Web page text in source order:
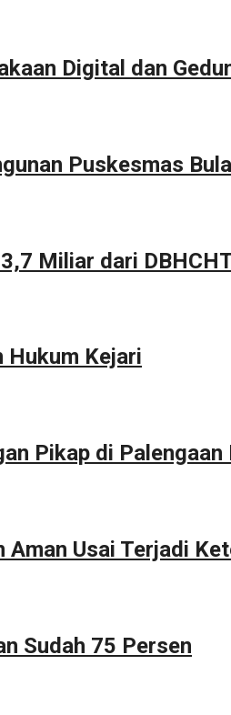
Digital dan
Puskesmas
Miliar dari
Hukum Kejari
Pikap di Palengaan
Usai Terjadi
Sudah 75 Persen